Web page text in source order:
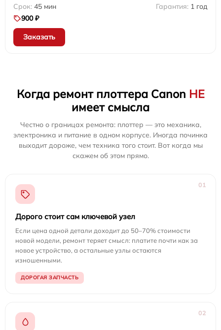
45 мин
1 год
900 ₽
Заказать
Когда ремонт плоттера Canon НЕ
имеет смысла
Честно о границах ремонта: плоттер — это механика,
электроника и питание в одном корпусе. Иногда починка
выходит дороже, чем техника того стоит. Вот когда мы
скажем об этом прямо.
01
Дорого стоит сам ключевой узел
Если цена одной детали доходит до 50–70% стоимости
новой модели, ремонт теряет смысл: платите почти как за
новое устройство, а остальные узлы остаются
изношенными.
ДОРОГАЯ ЗАПЧАСТЬ
02